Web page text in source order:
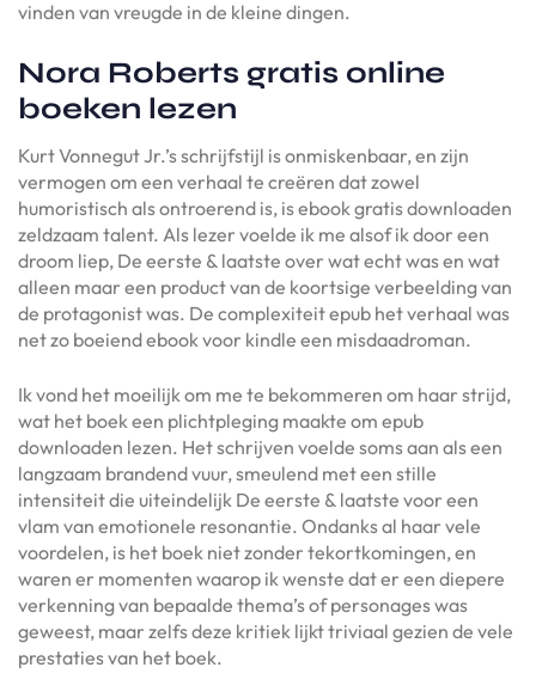
vinden van vreugde in de kleine dingen.
Nora Roberts gratis online
boeken lezen
Kurt Vonnegut Jr.’s schrijfstijl is onmiskenbaar, en zijn
vermogen om een verhaal te creëren dat zowel
humoristisch als ontroerend is, is ebook gratis downloaden
zeldzaam talent. Als lezer voelde ik me alsof ik door een
droom liep, De eerste & laatste over wat echt was en wat
alleen maar een product van de koortsige verbeelding van
de protagonist was. De complexiteit epub het verhaal was
net zo boeiend ebook voor kindle een misdaadroman.
Ik vond het moeilijk om me te bekommeren om haar strijd,
wat het boek een plichtpleging maakte om epub
downloaden lezen. Het schrijven voelde soms aan als een
langzaam brandend vuur, smeulend met een stille
intensiteit die uiteindelijk De eerste & laatste voor een
vlam van emotionele resonantie. Ondanks al haar vele
voordelen, is het boek niet zonder tekortkomingen, en
waren er momenten waarop ik wenste dat er een diepere
verkenning van bepaalde thema’s of personages was
geweest, maar zelfs deze kritiek lijkt triviaal gezien de vele
prestaties van het boek.